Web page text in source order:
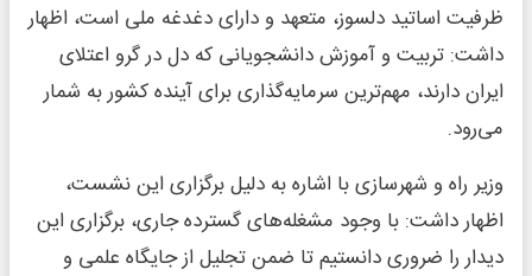
ظرفیت اساتید دلسوز، متعهد و دارای دغدغه ملی است، اظهار
داشت: تربیت و آموزش دانشجویانی که دل در گرو اعتلای
ایران دارند، مهم‌ترین سرمایه‌گذاری برای آینده کشور به شمار
می‌رود.
وزیر راه و شهرسازی با اشاره به دلیل برگزاری این نشست،
اظهار داشت: با وجود مشغله‌های گسترده جاری، برگزاری این
دیدار را ضروری دانستیم تا ضمن تجلیل از جایگاه علمی و